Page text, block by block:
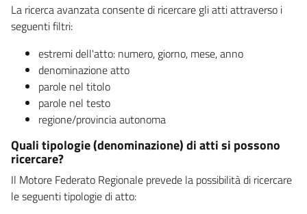
La ricerca avanzata consente di ricercare gli atti attraverso i
seguenti filtri:
estremi dell'atto: numero, giorno, mese, anno
denominazione atto
parole nel titolo
parole nel testo
regione/provincia autonoma
Quali tipologie (denominazione) di atti si possono
ricercare?
Il Motore Federato Regionale prevede la possibilità di ricercare
le seguenti tipologie di atto: